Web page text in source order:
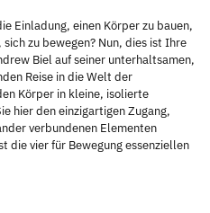
Einladung, einen Körper zu bauen,
zu bewegen? Nun, dies ist Ihre
Biel auf seiner unterhaltsamen,
Reise in die Welt der
Körper in kleine, isolierte
hier den einzigartigen Zugang,
verbundenen Elementen
die vier für Bewegung essenziellen